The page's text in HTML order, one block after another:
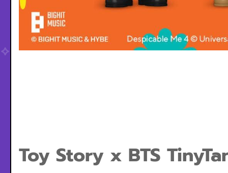
Toy Story x BTS